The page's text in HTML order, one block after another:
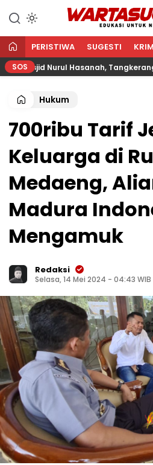
WARTA SUGESTI √
Edukasi Untuk
PERISTIWA SUGESTI
SOSNurul Hasanah, Tangkerang
Hukum
700ribu Tarif
Keluarga di
Medaeng,
Madura
Mengamuk
Redaksi
Selasa, 14 Mei 2024 - 04:43 WIB